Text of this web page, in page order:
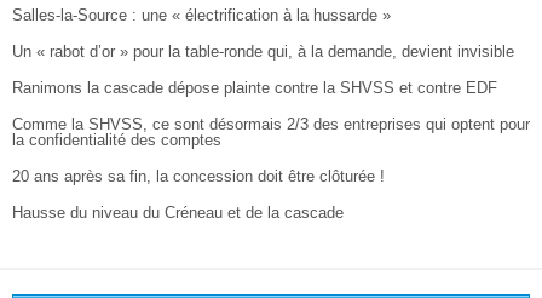
Salles-la-Source : une « électrification à la hussarde »
Un « rabot d’or » pour la table-ronde qui, à la demande, devient invisible
Ranimons la cascade dépose plainte contre la SHVSS et contre EDF
Comme la SHVSS, ce sont désormais 2/3 des entreprises qui optent pour
la confidentialité des comptes
20 ans après sa fin, la concession doit être clôturée !
Hausse du niveau du Créneau et de la cascade